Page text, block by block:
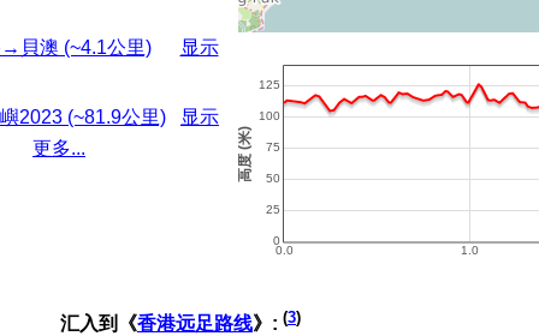
貝澳 (~4.1公里)
显示
2023 (~81.9公里)
显示
更多...
汇入到《香港远足路线》: (3)